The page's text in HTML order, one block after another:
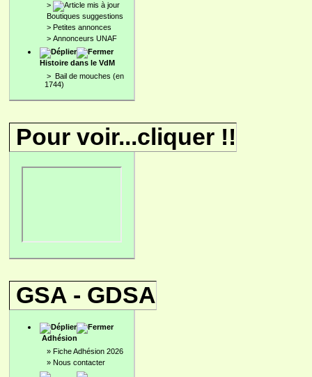
>
Boutiques suggestions
> Petites annonces
> Annonceurs UNAF
Histoire dans le VdM
> Bail de mouches (en
1744)
Pour voir...cliquer !!
GSA - GDSA
Adhésion
» Fiche Adhésion 2026
» Nous contacter